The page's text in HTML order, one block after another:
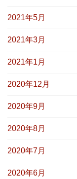
2021年5月
2021年3月
2021年1月
2020年12月
2020年9月
2020年8月
2020年7月
2020年6月